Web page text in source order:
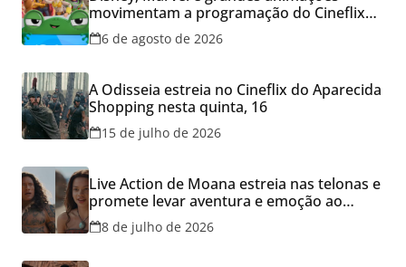
movimentam a programação do Cineflix
do Aparecida Shopping
6 de agosto de 2026
A Odisseia estreia no Cineflix do Aparecida
Shopping nesta quinta, 16
15 de julho de 2026
Live Action de Moana estreia nas telonas e
promete levar aventura e emoção ao
Cineflix do Aparecida Shopping
8 de julho de 2026